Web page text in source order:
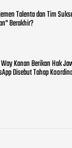
Talenta dan Tim
Berakhir?
Kanan Berikan Hak
Disebut Tahap